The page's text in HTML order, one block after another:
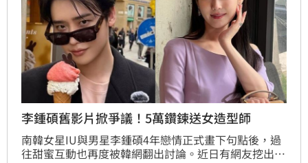
李鍾碩舊影片掀爭議！5萬鑽鍊送女造型師
南韓女星IU與男星李鍾碩4年戀情正式畫下句點後，過
往甜蜜互動也再度被韓網翻出討論。近日有網友挖出李